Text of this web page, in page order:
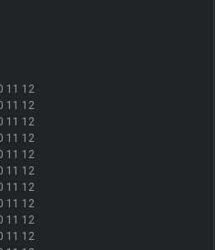
11 12
11 12
11 12
11 12
11 12
11 12
11 12
11 12
11 12
11 12